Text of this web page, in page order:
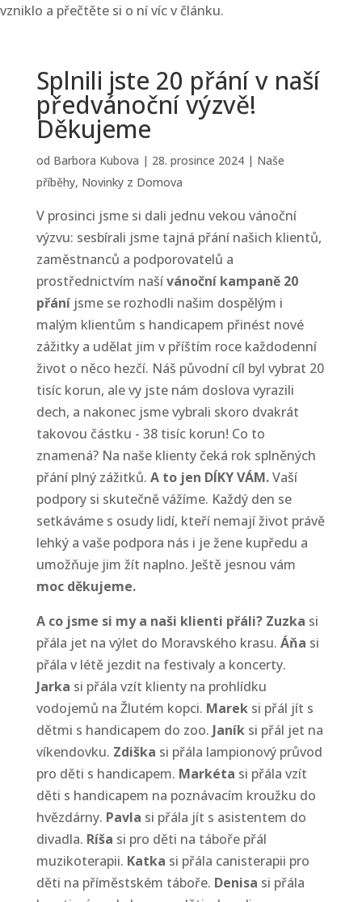
vzniklo a přečtěte si o ní víc v článku.
Splnili jste 20 přání v naší
předvánoční výzvě!
Děkujeme
od Barbora Kubova | 28. prosince 2024| Naše
příběhy, Novinky z Domova
V prosinci jsme si dali jednu vekou vánoční
výzvu: sesbírali jsme tajná přání našich klientů,
zaměstnanců a podporovatelů a
prostřednictvím našívánoční kampaně 20
přáníjsme se rozhodli našim dospělým i
malým klientům s handicapem přinést nové
zážitky a udělat jim v příštím roce každodenní
život o něco hezčí. Náš původní cíl byl vybrat 20
tisíc korun, ale vy jste nám doslova vyrazili
dech, a nakonec jsme vybrali skoro dvakrát
takovou částku - 38 tisíc korun! Co to
znamená? Na naše klienty čeká rok splněných
přání plný zážitků. A to jen DÍKY VÁM.Vaší
podpory si skutečně vážíme. Každý den se
setkáváme s osudy lidí, kteří nemají život právě
lehký a vaše podpora nás i je žene kupředu a
umožňuje jim žít naplno. Ještě jesnou vám
moc děkujeme.
A co jsme si my a naši klienti přáli? Zuzka si
přála jet na výlet do Moravského krasu. Áňa si
přála v létě jezdit na festivaly a koncerty.
Jarka si přála vzít klienty na prohlídku
vodojemů na Žlutém kopci. Marek si přál jít s
dětmi s handicapem do zoo. Janík si přál jet na
víkendovku. Zdiška si přála lampionový průvod
pro děti s handicapem. Markéta si přála vzít
děti s handicapem na poznávacím kroužku do
hvězdárny. Pavla si přála jít s asistentem do
divadla. Ríša si pro děti na táboře přál
muzikoterapii. Katka si přála canisterapii pro
děti na příměstském táboře. Denisa si přála